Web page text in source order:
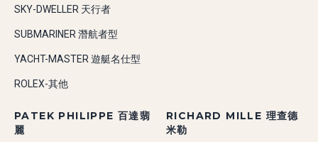
SKY-DWELLER 天行者
SUBMARINER 潛航者型
YACHT-MASTER 遊艇名仕型
ROLEX-其他
PATEK PHILIPPE 百達翡
麗
RICHARD MILLE 理查德
米勒